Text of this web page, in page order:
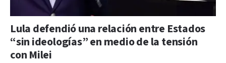
Lula defendió una relación entre Estados
“sin ideologías” en medio de la tensión
con Milei